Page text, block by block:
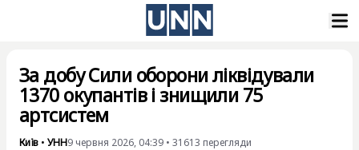
За добу Сили оборони ліквідували
1370 окупантів і знищили 75
артсистем
Київ • УНН9 червня 2026, 04:39 • 31613 перегляди